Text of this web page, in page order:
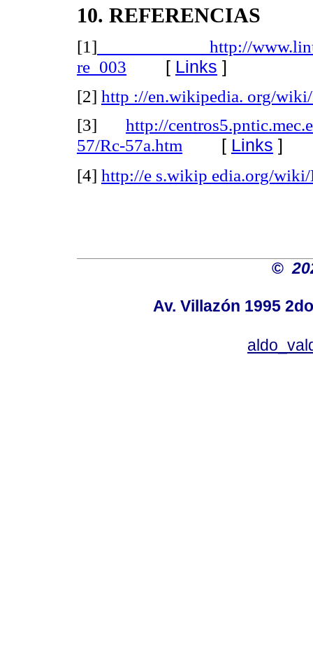
10. REFERENCIAS
[1] http://
re_003 [ Links ]
[2] http ://en.wikipedia. org/
[3] http://
57/Rc-57a.htm [ Links ]
[4] http://e s.wikip edia.org/wiki/
©
Av. Villazón 1995